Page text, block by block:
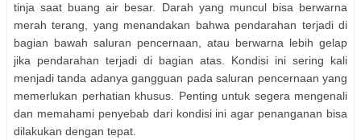
tinja saat buang air besar. Darah yang muncul bisa berwarna
merah terang, yang menandakan bahwa pendarahan terjadi di
bagian bawah saluran pencernaan, atau berwarna lebih gelap
jika pendarahan terjadi di bagian atas. Kondisi ini sering kali
menjadi tanda adanya gangguan pada saluran pencernaan yang
memerlukan perhatian khusus. Penting untuk segera mengenali
dan memahami penyebab dari kondisi ini agar penanganan bisa
dilakukan dengan tepat.